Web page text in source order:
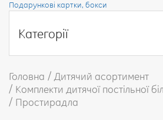
Подарункові картки, бокси
Категорії
Головна
Дитячий асортимент
Комплекти дитячої постільної
Простирадла